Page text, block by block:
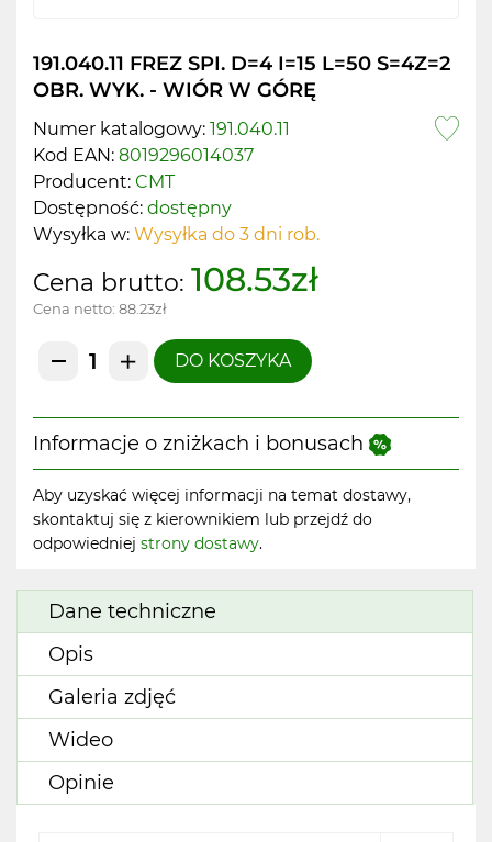
191.040.11 FREZ SPI. D=4 I=15 L=50 S=4Z=2
OBR. WYK. - WIÓR W GÓRĘ
Numer katalogowy: 191.040.11
Kod EAN: 8019296014037
Producent: CMT
Dostępność: dostępny
Wysyłka w: Wysyłka do 3 dni rob.
Cena brutto: 108.53zł
Cena netto: 88.23zł
DO KOSZYKA
Informacje o zniżkach i bonusach
Aby uzyskać więcej informacji na temat dostawy,
skontaktuj się z kierownikiem lub przejdź do
odpowiedniej strony dostawy.
Dane techniczne
Opis
Galeria zdjęć
Wideo
Opinie